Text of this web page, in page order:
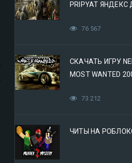
PRIPYAT ЯНДЕКС
76 567
СКАЧАТЬ ИГРУ
MOST WANTED
73 212
ЧИТЫ НА